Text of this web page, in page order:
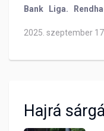
Bank Liga.
Kozármislenyt. A
2025. szeptember 17.
Hajrá